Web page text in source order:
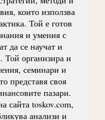
които използва
Той е готов
и умения с
да се научат и
Той организира и
семинари и
представя своя
пазари.
сайта toskov.com,
анализи и